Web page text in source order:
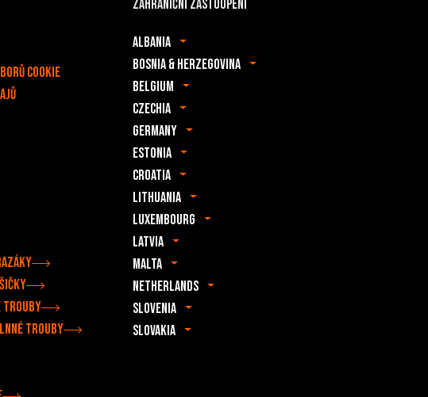
cookie
trouby
trouby
Zahraniční zastoupení
Albania
Bosnia & Herzegovina
Belgium
Czechia
Germany
Estonia
Croatia
Lithuania
Luxembourg
Latvia
Malta
Netherlands
Slovenia
Slovakia